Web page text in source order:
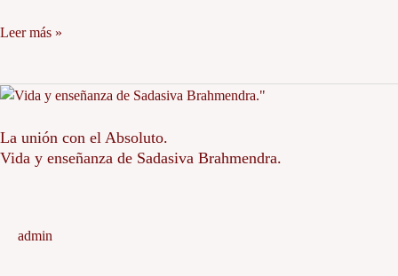
Leer más »
La unión con el Absoluto.
Vida y enseñanza de Sadasiva Brahmendra.
admin
La
con
el
enseñanza